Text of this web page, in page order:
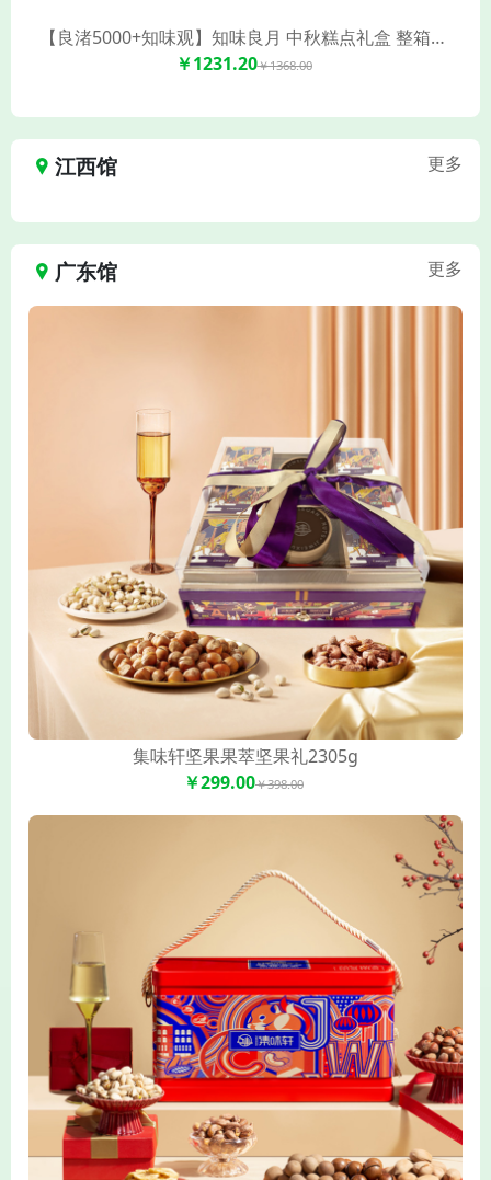
【良渚5000+知味观】知味良月 中秋糕点礼盒 整箱优惠团(11饼7味 550克/盒*6)
￥1231.20￥1368.00
江西馆 更多
广东馆 更多
集味轩坚果果萃坚果礼2305g
￥299.00￥398.00